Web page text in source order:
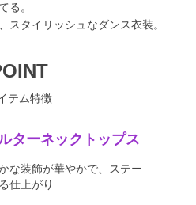
る。
スタイリッシュなダンス衣装。
テム特徴
ターネックトップス
な装飾が華やかで、ステー
仕上がり